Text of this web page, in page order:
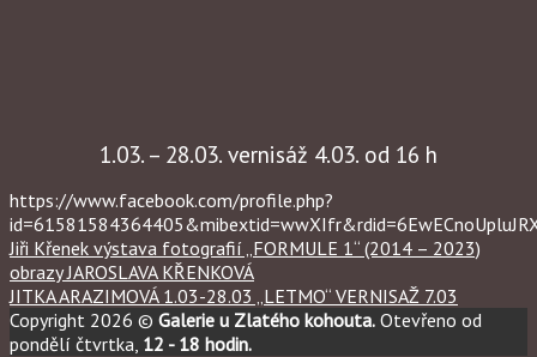
1.03. – 28.03. vernisáž 4.03. od 16 h
https://www.facebook.com/profile.php?
Jiři Křenek výstava fotografií „FORMULE 1“ (2014 – 2023)
obrazy JAROSLAVA KŘENKOVÁ
JITKA ARAZIMOVÁ 1.03-28.03 „LETMO“ VERNISAŽ 7.03
Copyright 2026 © Galerie u Zlatého kohouta. Otevřeno od
pondělí čtvrtka, 12 - 18 hodin.